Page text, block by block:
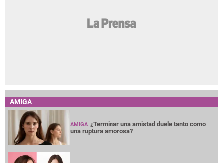
AMIGA
AMIGA ¿Terminar una amistad duele tanto como
una ruptura amorosa?